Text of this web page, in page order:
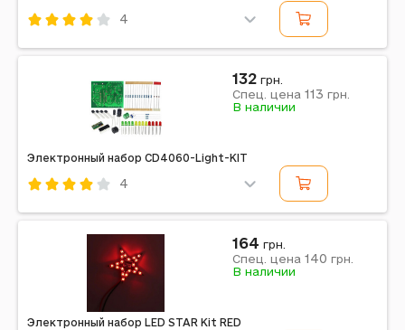
4
Электронный набор CD4060-Light-KIT
4
132 грн.
Спец. цена 113 грн.
В наличии
Электронный набор LED STAR Kit RED
164 грн.
Спец. цена 140 грн.
В наличии